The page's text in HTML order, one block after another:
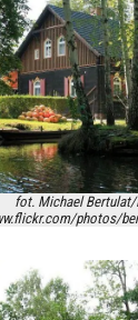
fot. Michael
photos/